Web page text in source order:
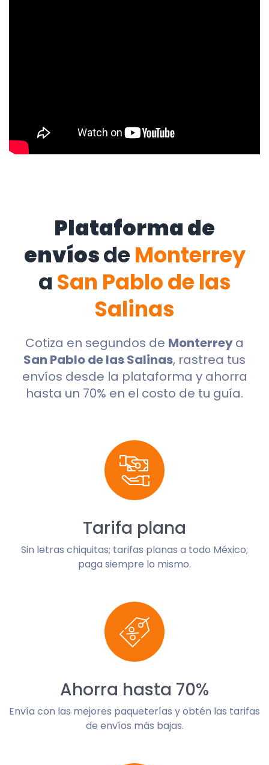
Plataforma de
envíosde Monterrey
a San Pablo de las
Salinas
Cotiza en segundos de Monterreya
San Pablo de las Salinas, rastrea tus
envíos desde la plataforma y ahorra
hasta un 70% en el costo de tu guía.
Tarifa plana
Sin letras chiquitas; tarifas planas a todo México;
paga siempre lo mismo.
Ahorra hasta 70%
Envía con las mejores paqueterías y obtén las tarifas
de envíos más bajas.